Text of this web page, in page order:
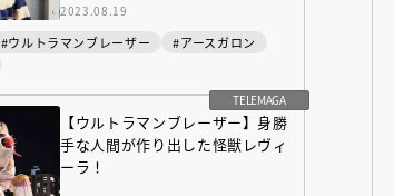
2023.08.19
#ウルトラマンブレーザー
#アースガロン
TELEMAGA
【ウルトラマンブレーザー】身勝
手な人間が作り出した怪獣レヴィ
ーラ！